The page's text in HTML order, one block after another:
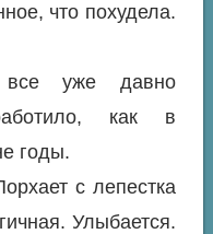
что похудела.
все уже давно
как в
годы.
с лепестка
Улыбается.